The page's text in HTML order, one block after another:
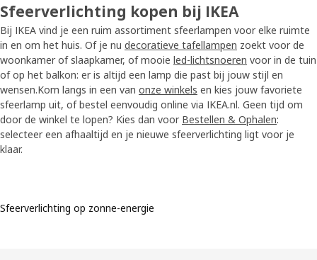
Sfeerverlichting kopen bij IKEA
Bij IKEA vind je een ruim assortiment sfeerlampen voor elke ruimte
in en om het huis. Of je nu decoratieve tafellampen zoekt voor de
woonkamer of slaapkamer, of mooie led-lichtsnoeren voor in de tuin
of op het balkon: er is altijd een lamp die past bij jouw stijl en
wensen.Kom langs in een van onze winkels en kies jouw favoriete
sfeerlamp uit, of bestel eenvoudig online via IKEA.nl. Geen tijd om
door de winkel te lopen? Kies dan voor Bestellen & Ophalen:
selecteer een afhaaltijd en je nieuwe sfeerverlichting ligt voor je
klaar.
Sfeerverlichting op zonne-energie